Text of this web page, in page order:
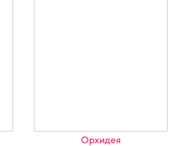
Орхидея